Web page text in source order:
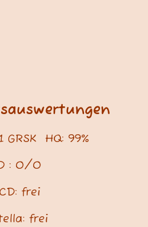
GRSK HQ: 99%
: 0/0
frei
frei